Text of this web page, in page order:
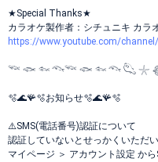
★Special Thanks★
カラオケ製作者：シチュニキ カラ
https://www.youtube.com/
𓆝 𓆟 𓆜 𓆞𓆝 𓆟 𓆜 𓆞 𓆡 𓇼 𓆉
🫧🌊🪸🫧お知らせ🫧🌊🪸🫧
⚠️SMS(電話番号)認証について
認証していないとせっかくいただ
マイページ ＞ アカウント設定 から